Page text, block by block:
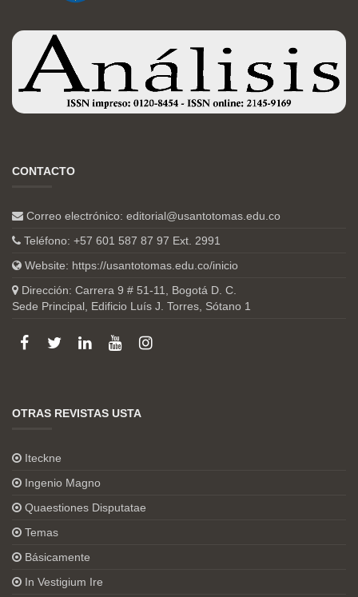
CONTACTO
Correo electrónico: editorial@usantotomas.edu.co
Teléfono: +57 601 587 87 97 Ext. 2991
Website: https://usantotomas.edu.co/inicio
Dirección: Carrera 9 # 51-11, Bogotá D. C.
Sede Principal, Edificio Luís J. Torres, Sótano 1
OTRAS REVISTAS USTA
Iteckne
Ingenio Magno
Quaestiones Disputatae
Temas
Básicamente
In Vestigium Ire